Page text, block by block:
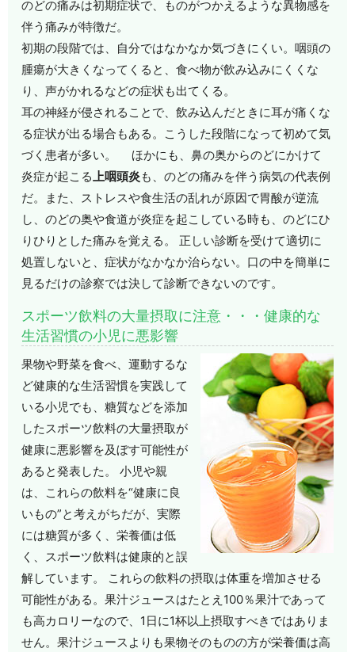
のどの痛みは初期症状で、ものがつかえるような異物感を
伴う痛みが特徴だ。
初期の段階では、自分ではなかなか気づきにくい。咽頭の
腫瘍が大きくなってくると、食べ物が飲み込みにくくな
り、声がかれるなどの症状も出てくる。
耳の神経が侵されることで、飲み込んだときに耳が痛くな
る症状が出る場合もある。こうした段階になって初めて気
づく患者が多い。 ほかにも、鼻の奥からのどにかけて
炎症が起こる上咽頭炎も、のどの痛みを伴う病気の代表例
だ。また、ストレスや食生活の乱れが原因で胃酸が逆流
し、のどの奥や食道が炎症を起こしている時も、のどにひ
りひりとした痛みを覚える。 正しい診断を受けて適切に
処置しないと、症状がなかなか治らない。口の中を簡単に
見るだけの診察では決して診断できないのです。
スポーツ飲料の大量摂取に注意・・・健康的な
生活習慣の小児に悪影響
果物や野菜を食べ、運動するな
ど健康的な生活習慣を実践して
いる小児でも、糖質などを添加
したスポーツ飲料の大量摂取が
健康に悪影響を及ぼす可能性が
あると発表した。 小児や親
は、これらの飲料を“健康に良
いもの”と考えがちだが、実際
には糖質が多く、栄養価は低
く、スポーツ飲料は健康的と誤
解しています。 これらの飲料の摂取は体重を増加させる
可能性がある。果汁ジュースはたとえ100％果汁であって
も高カロリーなので、1日に1杯以上摂取すべきではありま
せん。果汁ジュースよりも果物そのものの方が栄養価は高